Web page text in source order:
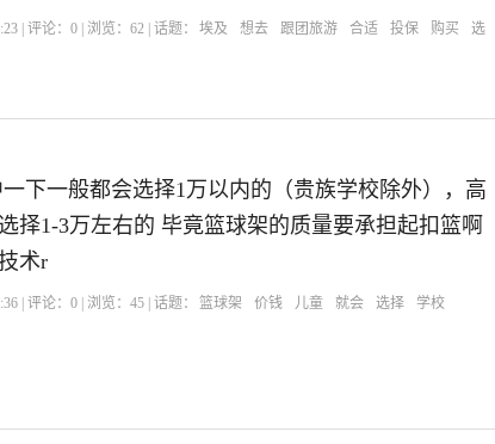
| 评论：0 | 浏览：62 | 话题： 埃及 想去 跟团旅游 合适 投保 购买
选
下一般都会选择1万以内的（贵族学校除外），高
择1-3万左右的 毕竟篮球架的质量要承担起扣篮啊
术r
| 评论：0 | 浏览：45 | 话题： 篮球架 价钱 儿童 就会 选择 学校